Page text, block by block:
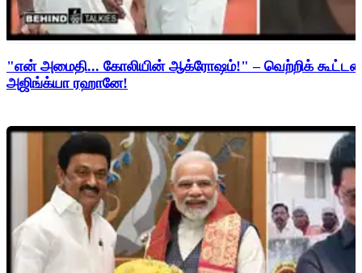
"என் அமைதி... கோலியின் ஆக்ரோஷம்!" – வெற்றிக்
அஜிங்க்யா ரஹானே!